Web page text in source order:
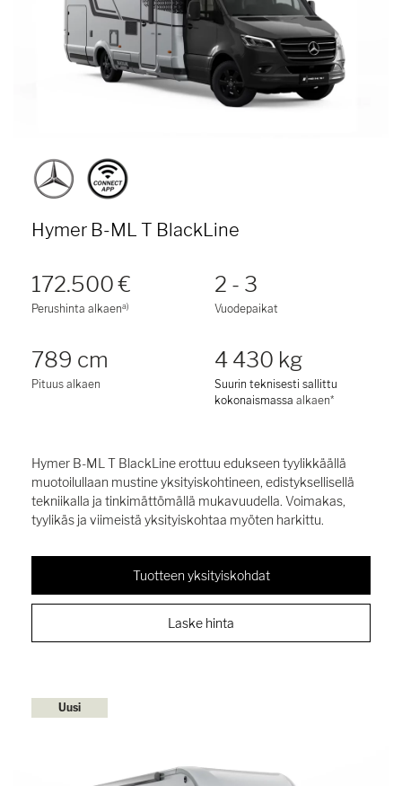
Hymer B-ML T BlackLine
172.500 €
Perushinta alkaena)
2 - 3
Vuodepaikat
789 cm
Pituus alkaen
4 430 kg
Suurin teknisesti sallittu
kokonaismassa alkaen*
Hymer B-ML T BlackLine erottuu edukseen tyylikkäällä
muotoilullaan mustine yksityiskohtineen, edistyksellisellä
tekniikalla ja tinkimättömällä mukavuudella. Voimakas,
tyylikäs ja viimeistä yksityiskohtaa myöten harkittu.
Tuotteen yksityiskohdat
Laske hinta
Uusi